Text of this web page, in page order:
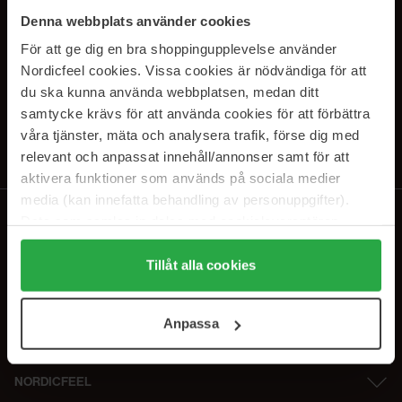
Denna webbplats använder cookies
För att ge dig en bra shoppingupplevelse använder
Nordicfeel cookies. Vissa cookies är nödvändiga för att
du ska kunna använda webbplatsen, medan ditt
samtycke krävs för att använda cookies för att förbättra
våra tjänster, mäta och analysera trafik, förse dig med
relevant och anpassat innehåll/annonser samt för att
aktivera funktioner som används på sociala medier
media (kan innefatta behandling av personuppgifter).
Genom att trycka på "Tillåt alla cookies" accepterar du
alla cookies, medan du under "Detaljer" kan anpassa
användningen av cookies. Du kan när som helst återkalla
samt vår Integritetspolicy.
Tillåt alla cookies
Anpassa
SUBSCRIBE TO OUR
NEWSLETTER
Ved å abonnere godtar du vårpersonvernerklæring. Du kan melde deg
av når som helst.
NORDICFEEL